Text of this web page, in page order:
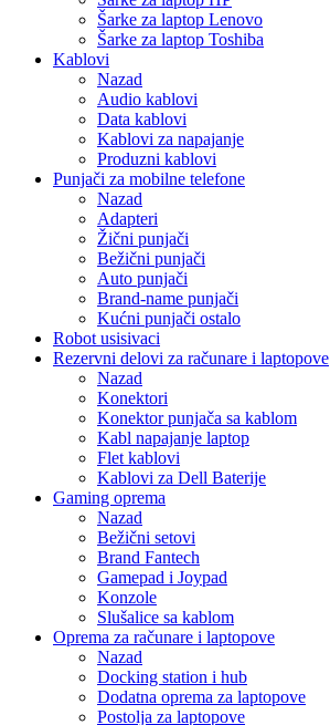
Šarke za laptop Lenovo
Šarke za laptop Toshiba
Kablovi
Nazad
Audio kablovi
Data kablovi
Kablovi za napajanje
Produzni kablovi
Punjači za mobilne telefone
Nazad
Adapteri
Žični punjači
Bežični punjači
Auto punjači
Brand-name punjači
Kućni punjači ostalo
Robot usisivaci
Rezervni delovi za računare i laptopove
Nazad
Konektori
Konektor punjača sa kablom
Kabl napajanje laptop
Flet kablovi
Kablovi za Dell Baterije
Gaming oprema
Nazad
Bežični setovi
Brand Fantech
Gamepad i Joypad
Konzole
Slušalice sa kablom
Oprema za računare i laptopove
Nazad
Docking station i hub
Dodatna oprema za laptopove
Postolja za laptopove